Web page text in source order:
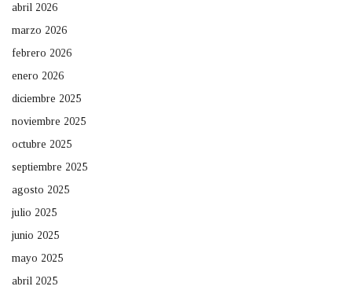
abril 2026
marzo 2026
febrero 2026
enero 2026
diciembre 2025
noviembre 2025
octubre 2025
septiembre 2025
agosto 2025
julio 2025
junio 2025
mayo 2025
abril 2025